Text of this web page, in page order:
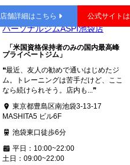
池袋
パーソナルジムASPI池袋店
「米国資格保持者のみの国内最高峰
プライベートジム」
❝最近、友人の勧めで通いはじめたジ
ム。トレーニングは苦手だけど、ここ
なら続けられそう。店内も...❞
東京都豊島区南池袋3-13-17
MASHITA5 ビル6F
池袋東口徒歩6分
平日：10:00~22:00
土日：09:00~22:00
店舗詳細はこちら 公式サイト